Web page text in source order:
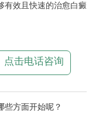
有效且快速的治愈白癜
点击电话咨询
些方面开始呢？